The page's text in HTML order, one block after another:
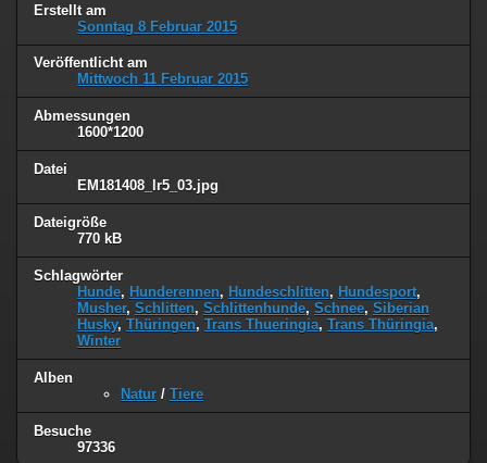
Erstellt am
Sonntag 8 Februar 2015
Veröffentlicht am
Mittwoch 11 Februar 2015
Abmessungen
1600*1200
Datei
EM181408_lr5_03.jpg
Dateigröße
770 kB
Schlagwörter
Hunde, Hunderennen, Hundeschlitten, Hundesport,
Musher, Schlitten, Schlittenhunde, Schnee, Siberian
Husky, Thüringen, Trans Thueringia, Trans Thüringia,
Winter
Alben
Natur / Tiere
Besuche
97336